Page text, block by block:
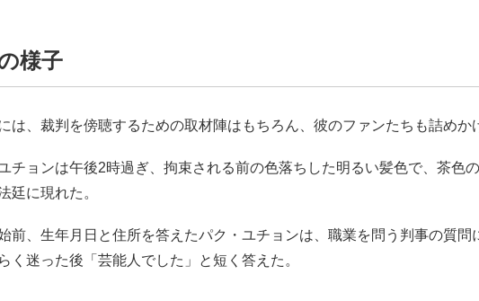
様子
は、裁判を傍聴するための取材陣はもちろん、彼のファンたちも詰めか
チョンは午後2時過ぎ、拘束される前の色落ちした明るい髪色で、茶色
廷に現れた。
前、生年月日と住所を答えたパク・ユチョンは、職業を問う判事の質問
く迷った後「芸能人でした」と短く答えた。